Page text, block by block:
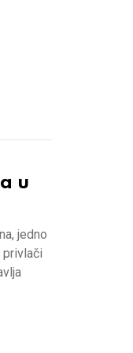
u
jedno
privlači